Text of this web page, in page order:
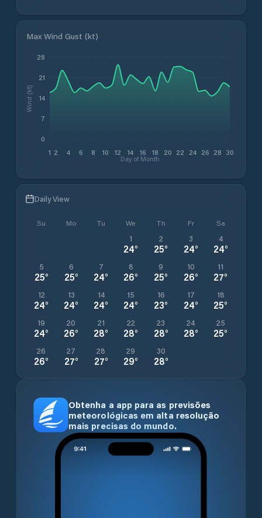
Max Wind Gust (kt)
1 2 4 6 8 10 12 14 16 18 20 22 24 26 28 30
Day of Month
0
7
14
21
28
Wind (kt)
Daily View
Su Mo Tu We Th Fr Sa
1
24°
2
25°
3
24°
4
24°
5
25°
6
25°
7
24°
8
26°
9
25°
10
26°
11
27°
12
24°
13
24°
14
24°
15
24°
16
23°
17
24°
18
25°
19
24°
20
26°
21
28°
22
28°
23
28°
24
28°
25
25°
26
26°
27
27°
28
27°
29
29°
30
28°
Obtenha a app para as previsões
meteorológicas em alta resolução
mais precisas do mundo.